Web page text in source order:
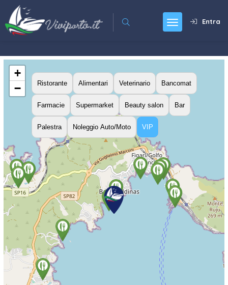
Entra
Ristorante Alimentari Veterinario Bancomat
Farmacie Supermarket Beauty salon Bar
Palestra Noleggio Auto/Moto VIP
+
−